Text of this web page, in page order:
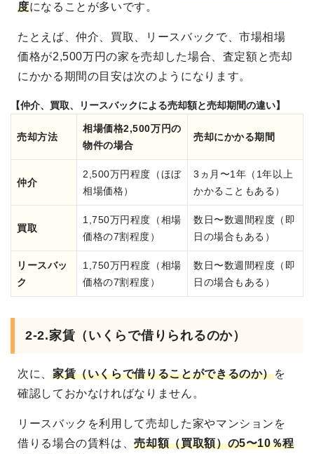
度になることが多いです。
たとえば、仲介、買取、リースバックで、市場相場
価格が2,500万円の家を売却した場合、査定額と売却
にかかる期間の目安は次のようになります。
【仲介、買取、リースバックによる売却額と売却期間の違い】
売却方法
相場価格2,500万円の
物件の場合
売却にかかる期間
仲介
2,500万円程度（ほぼ
相場価格）
3ヵ月〜1年（1年以上
かかることもある）
買取
1,750万円程度（相場
価格の7割程度）
数日〜数週間程度（即
日の場合もある）
リースバッ
ク
1,750万円程度（相場
価格の7割程度）
数日〜数週間程度（即
日の場合もある）
2-2.家賃（いくらで借りられるのか）
次に、 家賃（いくらで借りることができるのか）を
確認しておかなければなりません。
リースバックを利用して売却した家やマンションを
借りる場合の賃料は、売却額（買取額）の5〜10％程